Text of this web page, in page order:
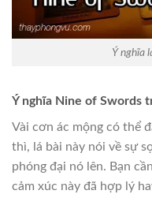
Ý nghĩa
Ý nghĩa Nine of Swords
Vài cơn ác mộng có thể
thì, lá bài này nói về sự
phóng đại nó lên. Bạn
cảm xúc này đã hợp lý